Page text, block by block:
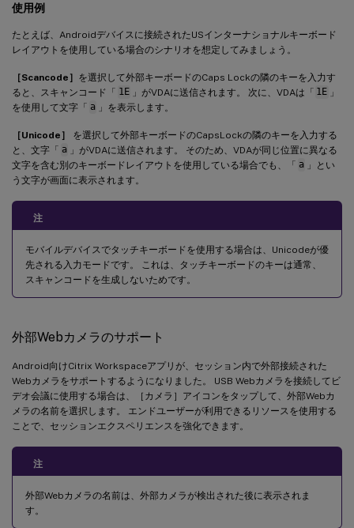
使用例
たとえば、Androidデバイスに接続されたUSインターナショナルキーボード
レイアウトを使用している場合のシナリオを想定してみましょう。
［Scancode］ を選択して外部キーボードのCaps Lockの隣のキーを入力す
ると、スキャンコード「 1E 」がVDAに送信されます。 次に、VDAは「 1E 」
を使用して文字「 a 」を表示します。
［Unicode］
を選択して外部キーボードのCapsLockの隣のキーを入力する
と、文字「 a 」がVDAに送信されます。 そのため、VDAが同じ位置に異なる
文字を含む別のキーボードレイアウトを使用している場合でも、「 a 」とい
う文字が画面に表示されます。
注
モバイルデバイスでタッチキーボードを使用する場合は、Unicodeが優
先される入力モードです。 これは、タッチキーボードのキーは通常、
スキャンコードを生成しないためです。
外部Webカメラのサポート
Android向けCitrix Workspaceアプリが、セッション内で外部接続された
Webカメラをサポートするようになりました。 USB Webカメラを接続してビ
デオ会議に使用する場合は、［カメラ］アイコンをタップして、外部Webカ
メラの名前を選択します。 エンドユーザーが利用できるリソースを使用する
ことで、セッションエクスペリエンスを強化できます。
注
外部Webカメラの名前は、外部カメラが検出された後に表示されま
す。